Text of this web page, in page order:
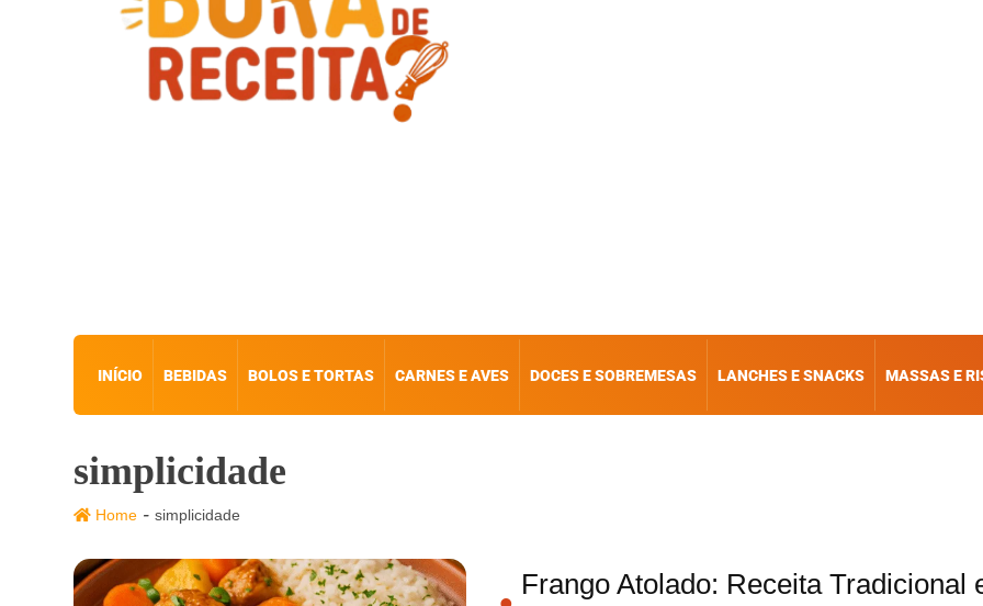
INÍCIO BEBIDAS BOLOS E TORTAS CARNES E AVES DOCES E SOBREMESAS LANCHES E SNACKS MASSAS E
simplicidade
Home - simplicidade
Frango Atolado: Receita Tradicional